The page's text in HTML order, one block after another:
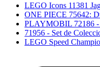
LEGO Icons 11381
ONE PIECE 75642:
PLAYMOBIL 72186 -
71956 - Set de
LEGO Speed